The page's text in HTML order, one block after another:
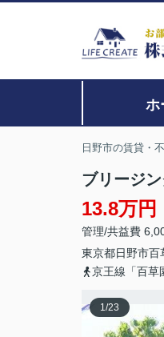
ホ
日野市の賃貸・
ブリージ
13.8万円
管理/共益費
東京都日野市百
京王線「百草
1/23